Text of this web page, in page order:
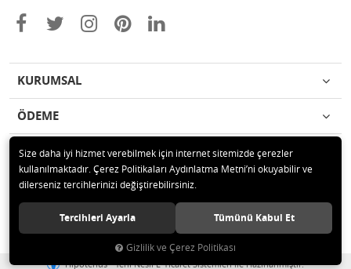
KURUMSAL
ÖDEME
İLETİŞİM
© 2020 MAG OTOMOTİV Tüm hakları saklıdır.
Hipotenüs Yeni Nesil E-Ticaret Sistemleri ile Hazırlanmıştır.
Size daha iyi hizmet verebilmek için internet sitemizde çerezler
kullanılmaktadır. Çerez Politikaları Aydınlatma Metni’ni okuyabilir ve
dilerseniz tercihlerinizi değiştirebilirsiniz.
Tercihleri Ayarla Tümünü Kabul Et
Gizlilik ve Çerez Politikası